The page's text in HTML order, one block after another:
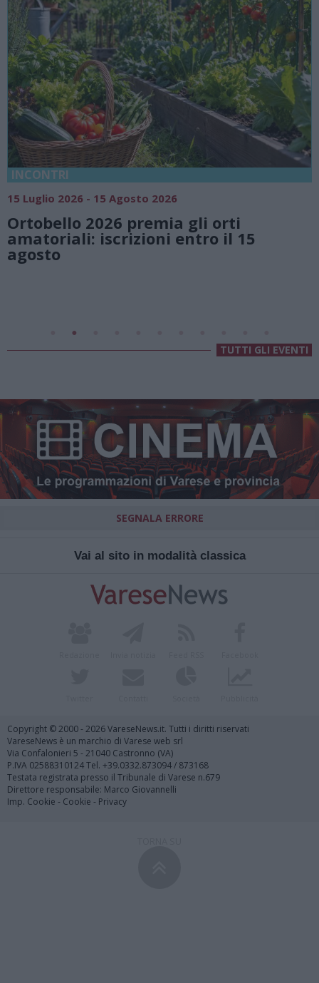
18 Luglio 2026 - 15 Agosto 2026
Vivi l’estate a Villa Fogazzaro Roi. Tra
natura e atmosfere senza tempo sul
Lago di Lugano
Valsolda
TUTTI GLI EVENTI
SEGNALA ERRORE
Vai al sito in modalità classica
Copyright © 2000 - 2026 VareseNews.it. Tutti i diritti riservati
VareseNews è un marchio di Varese web srl
Via Confalonieri 5 - 21040 Castronno (VA)
P.IVA 02588310124 Tel. +39.0332.873094 / 873168
Testata registrata presso il Tribunale di Varese n.679
Direttore responsabile: Marco Giovannelli
Imp. Cookie - Cookie - Privacy